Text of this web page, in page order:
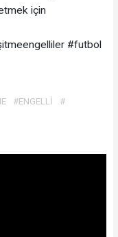
için
#futbol
#ENGELLİ #